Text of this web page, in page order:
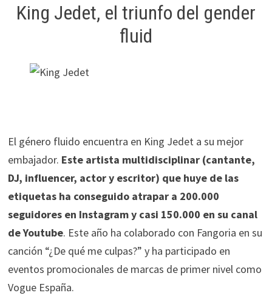
King Jedet, el triunfo del gender
fluid
El género fluido encuentra en King Jedet a su mejor
embajador. Este artista multidisciplinar (cantante,
DJ, influencer, actor y escritor) que huye de las
etiquetas ha conseguido atrapar a 200.000
seguidores en Instagram y casi 150.000 en su canal
de Youtube. Este año ha colaborado con Fangoria en su
canción “¿De qué me culpas?” y ha participado en
eventos promocionales de marcas de primer nivel como
Vogue España.